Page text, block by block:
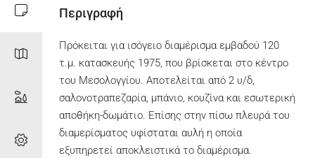
Περιγραφή
Πρόκειται για ισόγειο διαμέρισμα εμβαδού 120
τ.μ. κατασκευής 1975, που βρίσκεται στο κέντρο
του Μεσολογγίου. Αποτελείται από 2 υ/δ,
σαλονοτραπεζαρία, μπάνιο, κουζίνα και εσωτερική
αποθήκη-δωμάτιο. Επίσης στην πίσω πλευρά του
διαμερίσματος υφίσταται αυλή η οποία
εξυπηρετεί αποκλειστικά το διαμέρισμα.